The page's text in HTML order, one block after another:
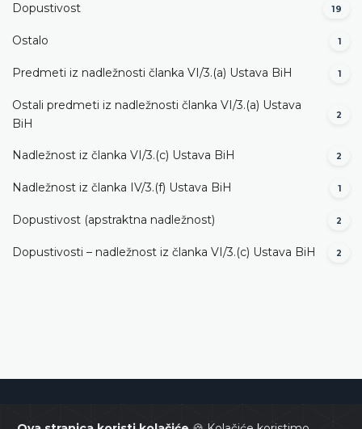
Dopustivost 19
Ostalo 1
Predmeti iz nadležnosti članka VI/3.(a) Ustava BiH 1
Ostali predmeti iz nadležnosti članka VI/3.(a) Ustava
BiH
2
Nadležnost iz članka VI/3.(c) Ustava BiH 2
Nadležnost iz članka IV/3.(f) Ustava BiH 1
Dopustivost (apstraktna nadležnost) 2
Dopustivosti – nadležnost iz članka VI/3.(c) Ustava BiH 2